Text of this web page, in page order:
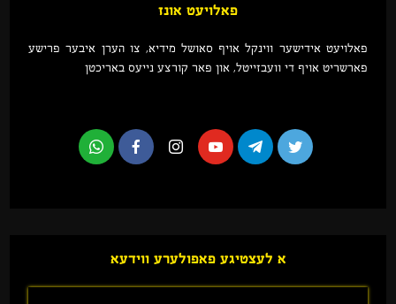
פאלויעט אונז
פאלויעט אידישער ווינקל אויף סאושל מידיא, צו הערן איבער פרישע
פארשריט אויף די וועבזייטל, און פאר קורצע נייעס באריכטן
א לעצטיגע פאפולערע ווידעא